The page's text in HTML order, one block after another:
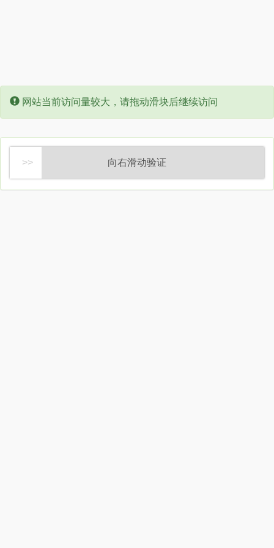
Error:
网站当前访问量较大，请拖动滑块后继续访问
向右滑动验证